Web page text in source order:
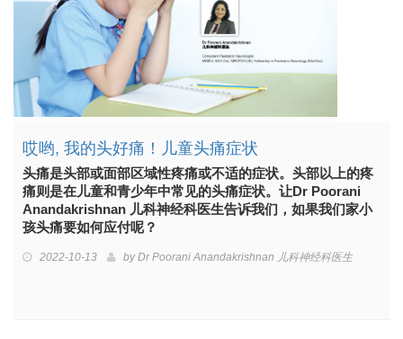
哎哟, 我的头好痛！儿童头痛症状
头痛是头部或面部区域性疼痛或不适的症状。头部以上的疼
痛则是在儿童和青少年中常见的头痛症状。让Dr Poorani
Anandakrishnan 儿科神经科医生告诉我们，如果我们家小
孩头痛要如何应付呢？
2022-10-13 byDr Poorani Anandakrishnan 儿科神经科医生